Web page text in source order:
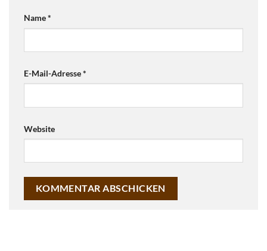
Name*
E-Mail-Adresse*
Website